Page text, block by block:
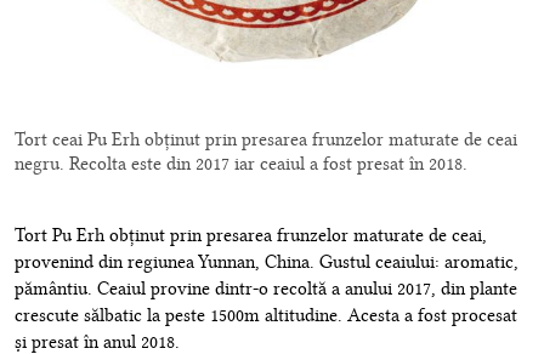
Tort ceai Pu Erh obținut prin presarea frunzelor maturate de ceai
negru. Recolta este din 2017 iar ceaiul a fost presat în 2018.
Tort Pu Erh obținut prin presarea frunzelor maturate de ceai,
provenind din regiunea Yunnan, China. Gustul ceaiului: aromatic,
pământiu. Ceaiul provine dintr-o recoltă a anului 2017, din plante
crescute sălbatic la peste 1500m altitudine. Acesta a fost procesat
și presat în anul 2018.